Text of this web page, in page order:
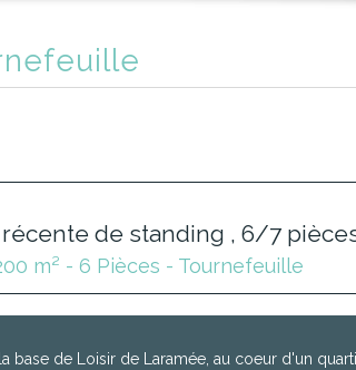
de standing , 6/7
m² - 6 Pièces - Tournefeuille
base de Loisir de Laramée, au coeur d'un